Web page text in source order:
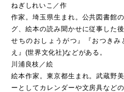
ねぎしれいこ／作
作家。埼玉県生まれ。公共図書館
グ、絵本の読み聞かせに従事した
せちのおしょうがつ』『おつき
え』(世界文化社)などがある。
川浦良枝／絵
絵本作家。東京都生まれ。武蔵野
ーとしてカレンダーや文房具など